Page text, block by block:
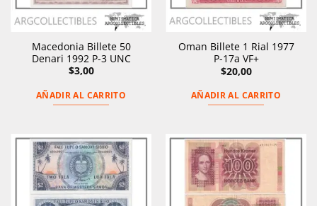
Macedonia Billete 50
Denari 1992 P-3 UNC
$3,00
AÑADIR AL CARRITO
Oman Billete 1 Rial 1977
P-17a VF+
$20,00
AÑADIR AL CARRITO